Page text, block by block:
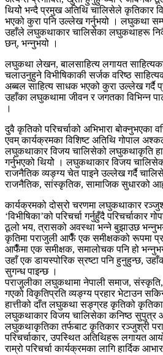
थियोे भन्दै प्रमुख अतिथि चालिसेले कृतिकार
भएको कुरा पनि उल्लेख गर्नुभयो । लघुकथा
उहाँले लघुकथाकार चालिसेका लघुकथाहरू
छन्, भन्नुभयो ।
लघुकथा लेखन, बालसाहित्य लगायत साहित्यका
चलाउनुहुने विभीषिकाकी सर्जक वरिष्ठ
अब्बल साहित्य साधक भएको कुरा उल्लेख गर्दै
उहाँका लघुकथामा जीवन र जगतका विभिन्न
।
दुवै कृतिको परिचर्चाको अभिभारा बोक्नुभएका
एवम् कार्यक्रमका विशिष्ट अतिथि गोपाल
लघुकथाकार विजय चालिसेको लघुकथाकृति
गर्नुभएको थियोे । लघुकथाकार विजय
राजनैतिक व्यङ्ग्य चेत पाइने उल्लेख गर्दै
राजनैतिक, सांस्कृतिक, सामाजिक सुधारको
कार्यक्रमको दोस्रो चरणमा लघुकथाकार
‘विभीषिका’को परिचर्चा गर्नुहुँदै परिचर्चाकार
ठूलो भय, त्रासको अवस्था भन्ने बुझाउछ
कृतिमा पराजुली आफैँ एक समीक्षकको रूपमा
आफैँमा एक समीक्षक, समालोचक पनि हो
उहाँ एक डायस्पोरिक स्रष्टा पनि हुनुहुन्छ,
सुगन्ध पाइन्छ ।
पराजुलीका लघुकथामा नेपाली समाज, संस्कृति,
गएको विकृतिप्रति व्यङ्ग्य प्रहार भेटाउन
हात्तीको दाँत लघुकथा सङ्ग्रह कृतिको
लघुकथाकार विजय चालिसेका कनिष्ठ सुपुत्र
लघुकथाकृतिका तर्फबाट कृतिकार रञ्जुश्री
परिचर्चाकार, उपस्थित अतिथिहरू लगायत
राम्रो परिचर्चा कार्यक्रमका लागि हार्दिक